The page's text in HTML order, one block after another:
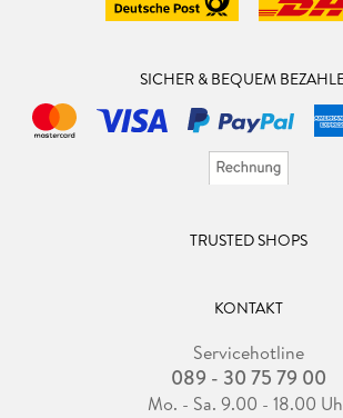
SICHER & BEQUEM
TRUSTED SHOPS
KONTAKT
Servicehotline
089 - 30 75 79 00
Mo. - Sa. 9.00 - 18.00